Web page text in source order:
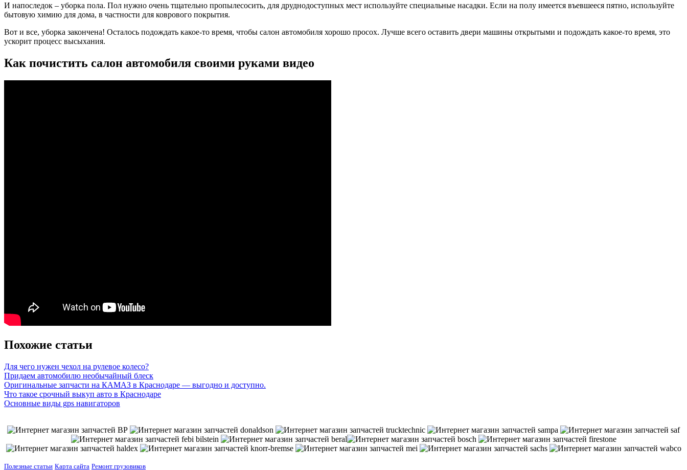
И напоследок – уборка пола. Пол нужно очень тщательно пропылесосить, для друднодоступных мест используйте специальные насадки. Если на полу имеется въевшееся пятно, используйте
бытовую химию для дома, в частности для коврового покрытия.
Вот и все, уборка закончена! Осталось подождать какое-то время, чтобы салон автомобиля хорошо просох. Лучше всего оставить двери машины открытыми и подождать какое-то время, это
ускорит процесс высыхания.
Как почистить салон автомобиля своими руками видео
Похожие статьи
Для чего нужен чехол на рулевое колесо?
Придаем автомобилю необычайный блеск
Оригинальные запчасти на КАМАЗ в Краснодаре — выгодно и доступно.
Что такое срочный выкуп авто в Краснодаре
Основные виды gps навигаторов
Полезные статьи Карта сайта Ремонт грузовиков